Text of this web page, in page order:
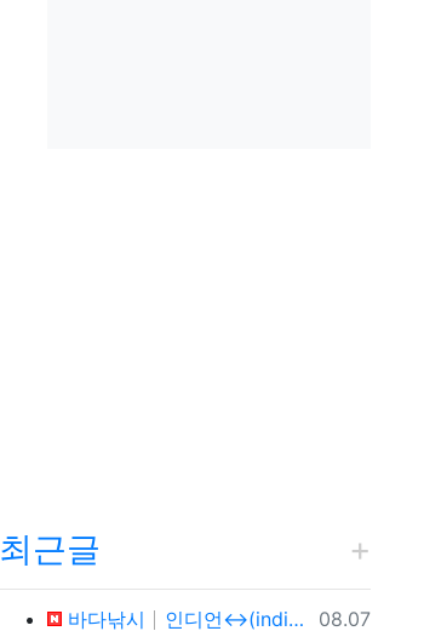
최근글
등록일
08.07
바다낚시
인디언↔(indigo game)o1o.81.7 9.5.2.7.4% 인디언 바둑이,온라인 홀덤 투명한 운영 방식과 다양한 참가 기회